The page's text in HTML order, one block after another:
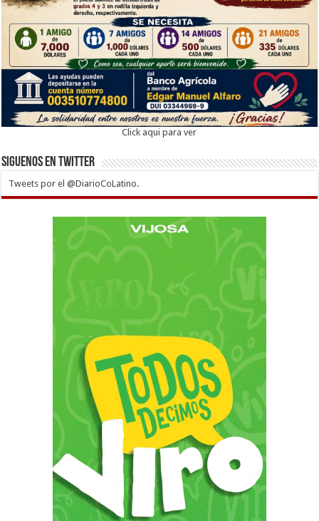
Click aqui para ver
Siguenos en twitter
Tweets por el @DiarioCoLatino.